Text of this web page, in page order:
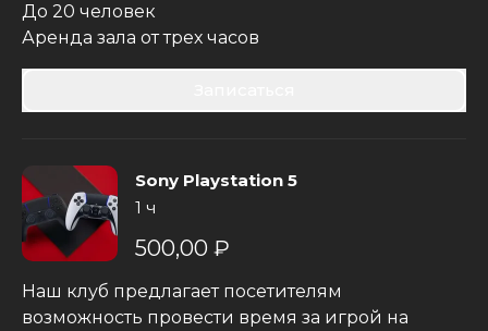
До 20 человек
Аренда зала от трех часов
Sony Playstation 5
1 ч
500,00 ₽
Наш клуб предлагает посетителям
возможность провести время за игрой на